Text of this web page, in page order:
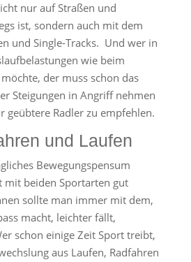
nur auf Straßen und
ist, sondern auch mit dem
und Single-Tracks. Und wer in
wie beim
der muss schon das
Steigungen in Angriff nehmen
geübtere Radler zu empfehlen.
und Laufen
Bewegungspensum
mit beiden Sportarten gut
sollte man immer mit dem,
macht, leichter fällt,
schon einige Zeit Sport treibt,
aus Laufen, Radfahren